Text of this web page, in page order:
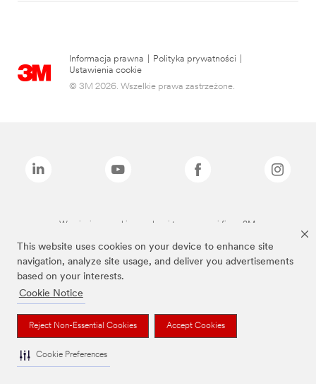
This website uses cookies on your device to enhance site
navigation, analyze site usage, and deliver you advertisements
based on your interests.
Cookie Notice
Reject Non-Essential Cookies Accept Cookies
Cookie Preferences
Informacja prawna Polityka prywatności
Ustawienia cookie
© 3M 2026. Wszelkie prawa zastrzeżone.
Wymienione marki są znakami towarowymi firmy 3M.